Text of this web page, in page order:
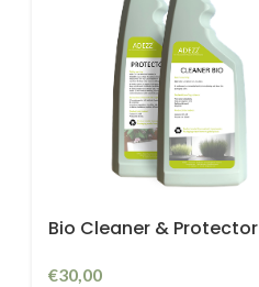
Bio Cleaner & Protector
€30,00